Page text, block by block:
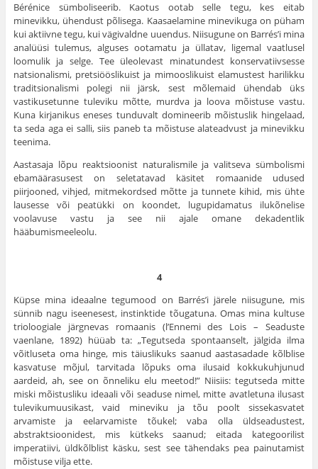
Bérénice sümboliseerib. Kaotus ootab selle tegu, kes eitab
minevikku, ühendust põlisega. Kaasaelamine minevikuga on püham
kui aktiivne tegu, kui vägivaldne uuendus. Niisugune on Barrés’i mina
analüüsi tulemus, alguses ootamatu ja üllatav, ligemal vaatlusel
loomulik ja selge. Tee üleole­vast minatundest konservatiivsesse
natsionalismi, pretsiööslikuist ja mimooslikuist elamustest harilikku
traditsionalismi polegi nii järsk, sest mõle­maid ühendab üks
vastikusetunne tuleviku mõtte, murdva ja loova mõis­tuse vastu.
Kuna kirjanikus eneses tunduvalt domineerib mõistuslik hingelaad,
ta seda aga ei salli, siis paneb ta mõistuse alateadvust ja mine­vikku
teenima.
Aastasaja lõpu reaktsioonist naturalismile ja valitseva sümbolismi
ebamäärasusest on seletatavad käsitet romaanide udused
piirjooned, vihjed, mitmekordsed mõtte ja tunnete kihid, mis ühte
lausesse või peatükki on koondet, lugupidamatus ilukõnelise
voolavuse vastu ja see nii ajale omane dekadentlik
hääbumismeeleolu.
4
Küpse mina ideaalne tegumood on Barrés’i järele niisugune, mis
sünnib nagu iseenesest, instinktide tõugatuna. Omas mina kultuse
trioloogiale järgnevas romaanis (l’Ennemi des Lois – Seaduste
vaenlane, 1892) hüüab ta: „Tegutseda spontaanselt, jälgida ilma
võitluseta oma hinge, mis täiuslikuks saanud aastasadade kõlblise
kasvatuse mõjul, tarvitada lõpuks oma ilusaid kokkukuhjunud
aardeid, ah, see on õnneliku elu mee­tod!” Niisiis: tegutseda mitte
miski mõistusliku ideaali või seaduse nimel, mitte avatletuna ilusast
tulevikumuusikast, vaid mineviku ja tõu poolt sissekasvatet
arvamiste ja eelarvamiste tõukel; vaba olla üldseadustest,
abstraktsioonidest, mis kütkeks saanud; eitada kategoorilist
imperatiivi, üldkõlblist käsku, sest see tähendaks pea painutamist
mõistuse vilja ette.